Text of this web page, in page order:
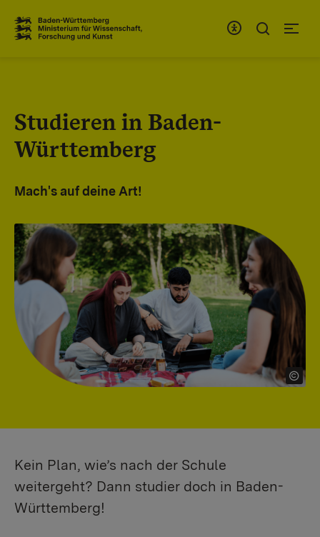
Studieren in Baden-
Württemberg
Mach's auf deine Art!
Kein Plan, wie’s nach der Schule
weitergeht? Dann studier doch in Baden-
Württemberg!